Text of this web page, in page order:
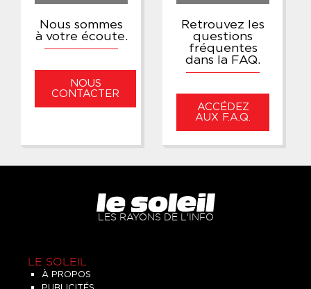
Nous sommes
à votre écoute.
NOUS
CONTACTER
Retrouvez les
questions
fréquentes
dans la FAQ.
ACCÉDEZ
AUX F.A.Q.
LES RAYONS DE L'INFO
LE SOLEIL
À PROPOS